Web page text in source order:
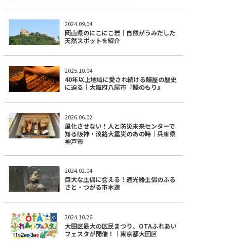
2024.09.04
岡山県のにこにこ岩｜自然がうみだした
天然スポットを紹介
2025.10.04
40年以上地域に愛され続ける鰻屋の歴史
に迫る｜大阪府八尾市『鰻のもり』
2026.06.02
風化させない！人と防災未来センターで
知る阪神・淡路大震災のあの時｜兵庫県
神戸市
2024.02.04
巨大な土偶に会える！遮光器土偶のふる
さと・つがる市木造
2024.10.26
大田区最大の区民まつり、OTAふれあい
フェスタが開催！｜東京都大田区